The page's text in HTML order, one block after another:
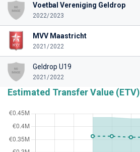
Voetbal Vereniging Geldrop
2022/2023
MVV Maastricht
2021/2022
Geldrop U19
2021/2022
Estimated Transfer Value (ETV)